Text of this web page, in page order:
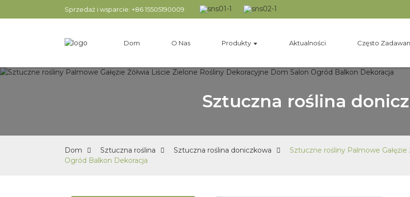
Sprzedaż i wsparcie: +86 15505190009
Dom O Nas Produkty Aktualności Często
Sztuczna roślina
Dom Sztuczna roślina Sztuczna roślina doniczkowa
Sztuczne rośliny Palmowe
Ogród Balkon Dekoracja